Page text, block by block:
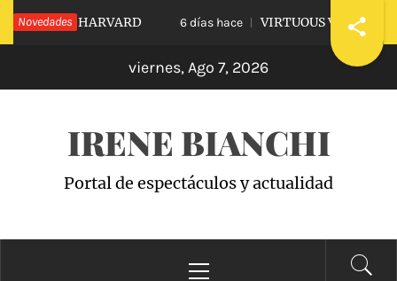
Saltar
al
NovedadesA HARVARD 6 días hace VIRTUOUS VS. VICIOUS
viernes, Ago 7, 2026
IRENE BIANCHI
Portal de espectáculos y actualidad
principal